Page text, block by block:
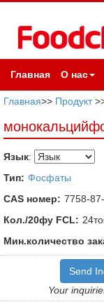
Главная О нас
Главная>> Продукт
Язык:
Тип: Фосфаты
CAS номер: 7758-
Кол./20фу FCL:
Мин.количество
Send
Your